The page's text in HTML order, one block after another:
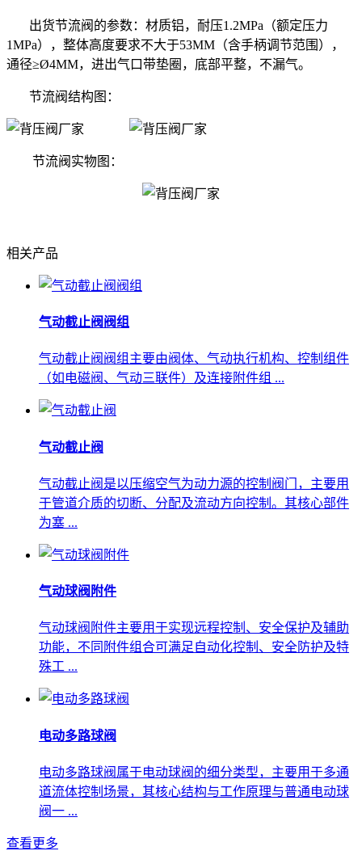
出货节流阀的参数：材质铝，耐压1.2MPa（额定压力
1MPa），整体高度要求不大于53MM（含手柄调节范围），
通径≥Ø4MM，进出气口带垫圈，底部平整，不漏气。
节流阀结构图：
节流阀实物图：
相关产品
气动截止阀阀组
气动截止阀阀组主要由‌阀体‌、‌气动执行机构‌、‌控制组件‌
（如电磁阀、气动三联件）及‌连接附件‌组 ...
气动截止阀
气动截止阀是以压缩空气为动力源的控制阀门，主要用
于管道介质的切断、分配及流动方向控制。其核心部件
为塞 ...
气动球阀附件
气动球阀附件主要用于实现远程控制、安全保护及辅助
功能，不同附件组合可满足自动化控制、安全防护及特
殊工 ...
电动多路球阀
电动多路球阀属于电动球阀的细分类型，主要用于多通
道流体控制场景，其核心结构与工作原理与普通电动球
阀一 ...
查看更多